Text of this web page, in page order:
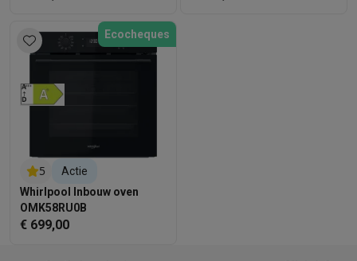
Ecocheques
5
Actie
Whirlpool Inbouw oven
OMK58RU0B
€ 699,00